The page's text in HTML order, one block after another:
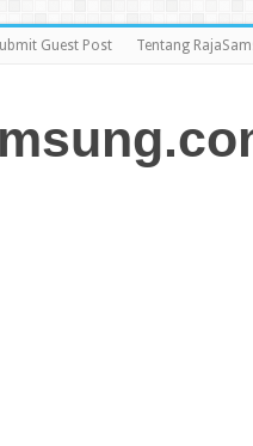
Guest Post Tentang